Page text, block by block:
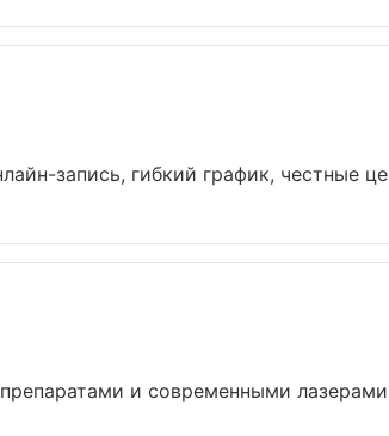
запись, гибкий график, честные
и современными